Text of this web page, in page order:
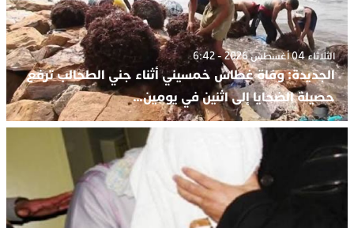
الثلاثاء 04 أغسطس 2026 - 6:42
الجديدة: وفاة غطاس خمسيني أثناء جني الطحالب ترفع
حصيلة الضحايا إلى اثنين في يومين…